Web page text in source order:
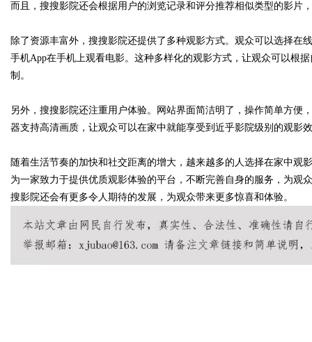
ar
而且，搜搜影院还会根据用户的浏览记录和评分推荐相似类型的影片
除了资源丰富外，搜搜影院还提供了多种观影方式。观众可以选择在
手机App在手机上观看电影。这种多样化的观影方式，让观众可以根
制。
另外，搜搜影院还注重用户体验。网站界面简洁明了，操作简单方便
器支持高清画质，让观众可以在家中就能享受到近乎影院级别的观影
随着生活节奏的加快和社交距离的增大，越来越多的人选择在家中观
为一家致力于提供优质观影体验的平台，不断完善自身的服务，为观
搜影院还会有更多令人期待的发展，为观众带来更多惊喜和体验。